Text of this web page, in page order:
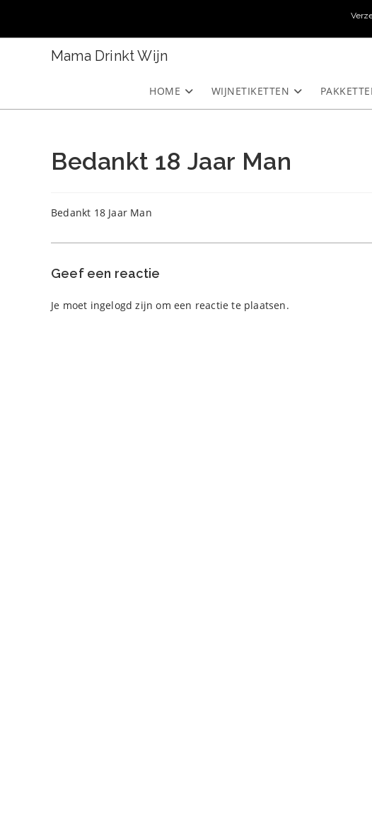
Mama Drinkt Wijn
HOME WIJNETIKETTEN
Bedankt 18 Jaar Man
Bedankt 18 Jaar Man
Geef een reactie
Je moet ingelogd zijn om een reactie te plaatsen.